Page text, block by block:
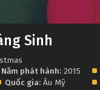
Sinh
Năm phát hành: 2015
Quốc gia: Âu Mỹ